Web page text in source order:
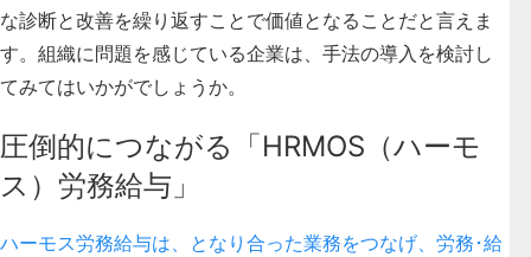
な診断と改善を繰り返すことで価値となることだと言えま
す。組織に問題を感じている企業は、手法の導入を検討し
てみてはいかがでしょうか。
圧倒的につながる「HRMOS（ハーモ
ス）労務給与」
ハーモス労務給与は、となり合った業務をつなげ、労務･給